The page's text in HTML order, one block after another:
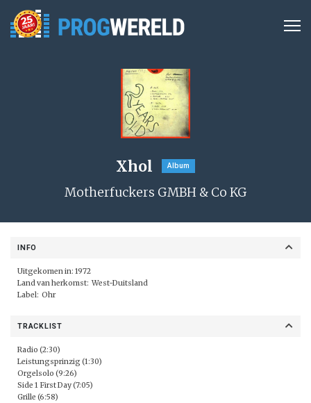
Xhol Album
Motherfuckers GMBH & Co KG
INFO
Uitgekomen in: 1972
Land van herkomst: West-Duitsland
Label: Ohr
TRACKLIST
Radio (2:30)
Leistungsprinzig (1:30)
Orgelsolo (9:26)
Side 1 First Day (7:05)
Grille (6:58)